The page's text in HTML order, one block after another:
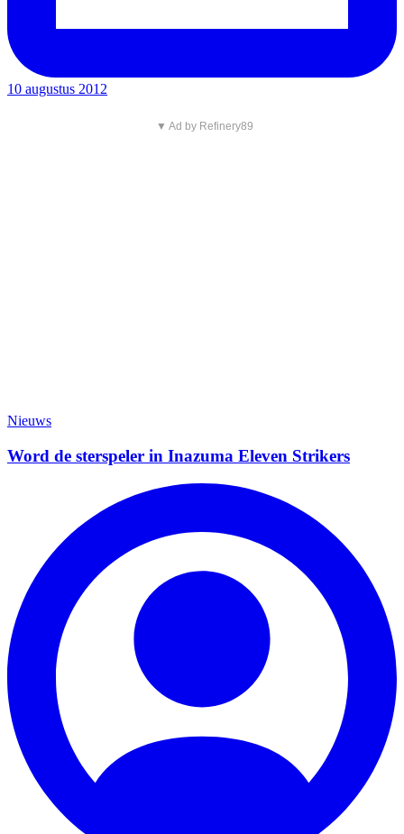
10 augustus 2012
▼ Ad by Refinery89
Nieuws
Word de sterspeler in Inazuma Eleven Strikers